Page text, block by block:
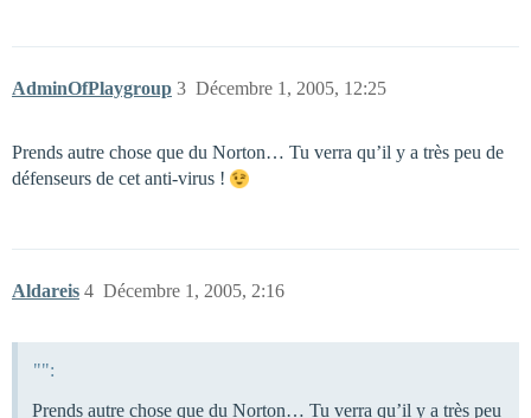
AdminOfPlaygroup Décembre 1, 2005, 12:25
3
Prends autre chose que du Norton… Tu verra qu’il y a très peu de
défenseurs de cet anti-virus !
Aldareis Décembre 1, 2005, 2:16
4
"":
Prends autre chose que du Norton… Tu verra qu’il y a très peu